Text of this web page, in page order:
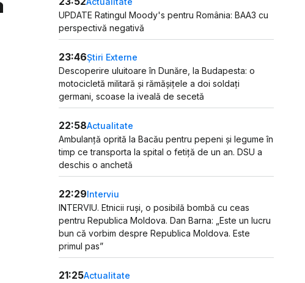
UPDATE Ratingul Moody's pentru România: BAA3 cu
perspectivă negativă
23:46Știri Externe
Descoperire uluitoare în Dunăre, la Budapesta: o
motocicletă militară și rămășițele a doi soldați
germani, scoase la iveală de secetă
22:58Actualitate
Ambulanță oprită la Bacău pentru pepeni și legume în
timp ce transporta la spital o fetiță de un an. DSU a
deschis o anchetă
22:29Interviu
INTERVIU. Etnicii ruși, o posibilă bombă cu ceas
pentru Republica Moldova. Dan Barna: „Este un lucru
bun că vorbim despre Republica Moldova. Este
primul pas”
21:25Actualitate